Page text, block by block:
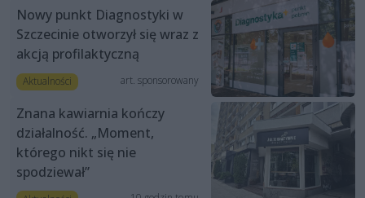
Nowy punkt Diagnostyki w
Szczecinie otworzył się wraz z
akcją profilaktyczną
Aktualności art. sponsorowany
Znana kawiarnia kończy
działalność. „Moment,
którego nikt się nie
spodziewał”